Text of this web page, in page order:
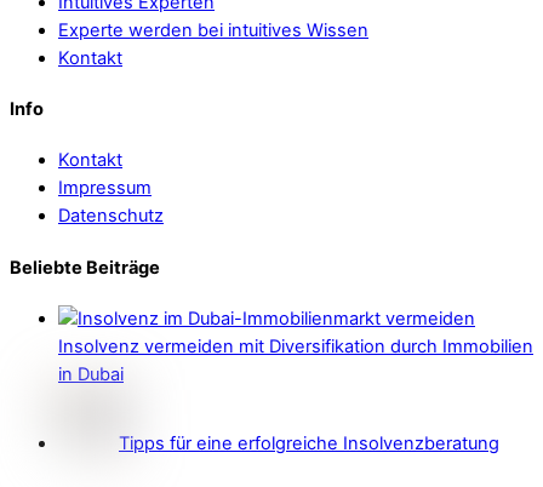
Experte werden bei intuitives Wissen
Kontakt
Info
Kontakt
Impressum
Datenschutz
Beliebte Beiträge
Insolvenz vermeiden mit Diversifikation durch Immobilien
in Dubai
Tipps für eine erfolgreiche Insolvenzberatung